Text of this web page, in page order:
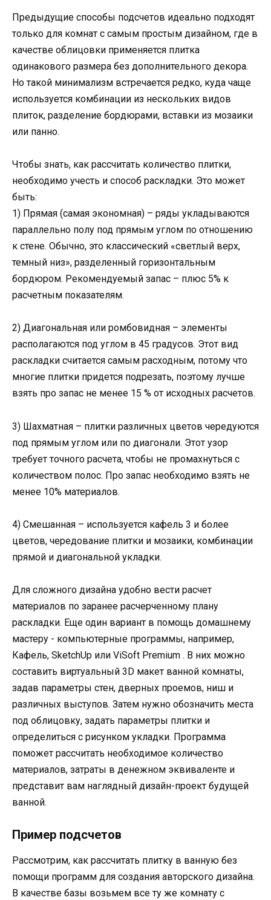
Предыдущие способы подсчетов идеально подходят
только для комнат с самым простым дизайном, где в
качестве облицовки применяется плитка
одинакового размера без дополнительного декора.
Но такой минимализм встречается редко, куда чаще
используется комбинации из нескольких видов
плиток, разделение бордюрами, вставки из мозаики
или панно.
Чтобы знать, как рассчитать количество плитки,
необходимо учесть и способ раскладки. Это может
быть:
1) Прямая (самая экономная) – ряды укладываются
параллельно полу под прямым углом по отношению
к стене. Обычно, это классический «светлый верх,
темный низ», разделенный горизонтальным
бордюром. Рекомендуемый запас – плюс 5% к
расчетным показателям.
2) Диагональная или ромбовидная – элементы
располагаются под углом в 45 градусов. Этот вид
раскладки считается самым расходным, потому что
многие плитки придется подрезать, поэтому лучше
взять про запас не менее 15 % от исходных расчетов.
3) Шахматная – плитки различных цветов чередуются
под прямым углом или по диагонали. Этот узор
требует точного расчета, чтобы не промахнуться с
количеством полос. Про запас необходимо взять не
менее 10% материалов.
4) Смешанная – используется кафель 3 и более
цветов, чередование плитки и мозаики, комбинации
прямой и диагональной укладки.
Для сложного дизайна удобно вести расчет
материалов по заранее расчерченному плану
раскладки. Еще один вариант в помощь домашнему
мастеру - компьютерные программы, например,
Кафель, SketchUp или ViSoft Premium . В них можно
составить виртуальный 3D макет ванной комнаты,
задав параметры стен, дверных проемов, ниш и
различных выступов. Затем нужно обозначить места
под облицовку, задать параметры плитки и
определиться с рисунком укладки. Программа
поможет рассчитать необходимое количество
материалов, затраты в денежном эквиваленте и
представит вам наглядный дизайн-проект будущей
ванной.
Пример подсчетов
Рассмотрим, как рассчитать плитку в ванную без
помощи программ для создания авторского дизайна.
В качестве базы возьмем все ту же комнату с